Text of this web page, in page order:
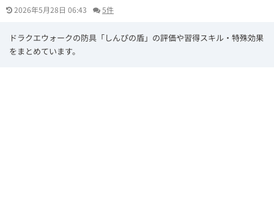
2026年5月28日 06:43 5件
ドラクエウォークの防具「しんぴの盾」の評価や習得スキル・特殊効果
をまとめています。